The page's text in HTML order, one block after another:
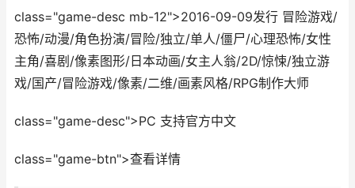
class="game-desc mb-12">2016-09-09发行 冒险游戏/
恐怖/动漫/角色扮演/冒险/独立/单人/僵尸/心理恐怖/女性
主角/喜剧/像素图形/日本动画/女主人翁/2D/惊悚/独立游
戏/国产/冒险游戏/像素/二维/画素风格/RPG制作大师
class="game-desc">PC 支持官方中文
class="game-btn">查看详情